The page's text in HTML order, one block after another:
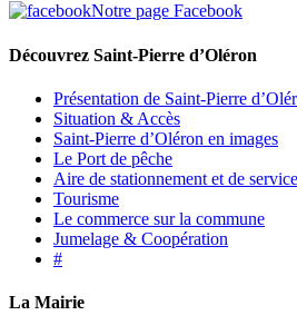
Notre page Facebook
Découvrez Saint-Pierre d’Oléron
Présentation de Saint-Pierre
Situation & Accès
Saint-Pierre d’Oléron en images
Le Port de pêche
Aire de stationnement et de
Tourisme
Le commerce sur la commune
Jumelage & Coopération
#
La Mairie